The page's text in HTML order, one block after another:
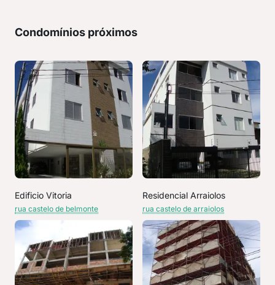
Condomínios próximos
Edificio Vitoria
rua castelo de belmonte
Residencial Arraiolos
rua castelo de arraiolos